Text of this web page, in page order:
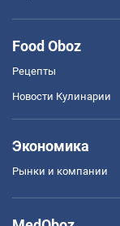
Food Oboz
Рецепты
Новости Кулинарии
Экономика
Рынки и компании